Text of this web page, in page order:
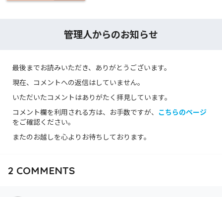
管理人からのお知らせ
最後までお読みいただき、ありがとうございます。
現在、コメントへの返信はしていません。
いただいたコメントはありがたく拝見しています。
コメント欄を利用される方は、お手数ですが、 こちらのページ
をご確認ください。
またのお越しを心よりお待ちしております。
2 COMMENTS